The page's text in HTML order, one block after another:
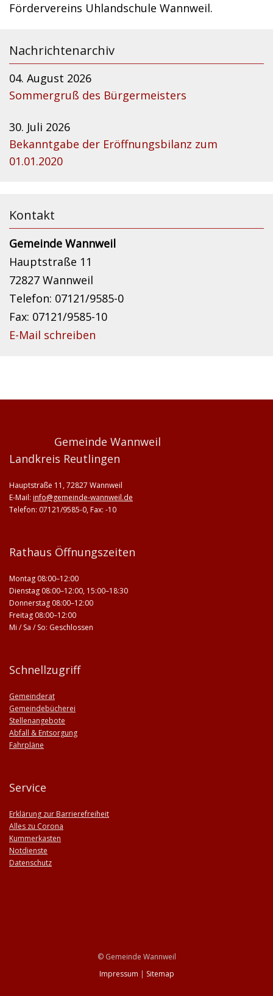
Fördervereins Uhlandschule Wannweil.
Nachrichtenarchiv
04. August 2026
Sommergruß des Bürgermeisters
30. Juli 2026
Bekanntgabe der Eröffnungsbilanz zum
01.01.2020
Kontakt
Gemeinde Wannweil
Hauptstraße 11
72827 Wannweil
Telefon: 07121/9585-0
Fax: 07121/9585-10
E-Mail schreiben
Gemeinde Wannweil
Landkreis Reutlingen
Hauptstraße 11, 72827 Wannweil
E-Mail: info@gemeinde-wannweil.de
Telefon: 07121/9585-0, Fax: -10
Rathaus Öffnungszeiten
Montag 08:00–12:00
Dienstag 08:00–12:00, 15:00–18:30
Donnerstag 08:00–12:00
Freitag 08:00–12:00
Mi / Sa / So: Geschlossen
Schnellzugriff
Gemeinderat
Gemeindebücherei
Stellenangebote
Abfall & Entsorgung
Fahrpläne
Service
Erklärung zur Barrierefreiheit
Alles zu Corona
Kummerkasten
Notdienste
Datenschutz
© Gemeinde Wannweil
Impressum | Sitemap